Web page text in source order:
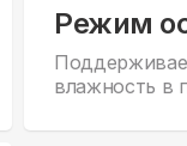
Режим
влажность в